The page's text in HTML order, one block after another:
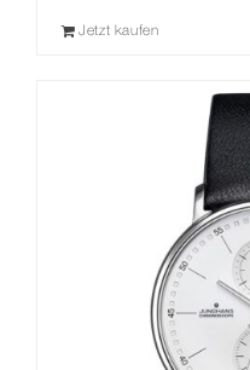
Jetzt kaufen